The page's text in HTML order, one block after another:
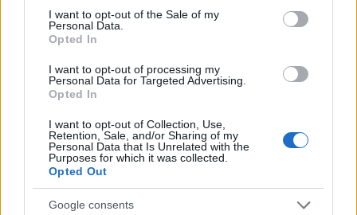
consent section.
I want to opt-out of the Sale of my
Personal Data.
Opted In
I want to opt-out of processing my
Personal Data for Targeted Advertising.
Opted In
I want to opt-out of Collection, Use,
Retention, Sale, and/or Sharing of my
Personal Data that Is Unrelated with the
Purposes for which it was collected.
Opted Out
Google consents
Ayoze Pérez marcó un doblete
contra el Espanyol y lidera el 11
LaLiga.
Contratiempos para el Villarreal
El Villarreal perdió antes de su partido contra el Espanyol a